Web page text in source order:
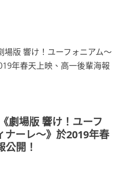
劇場版 響け！ユーフ
ナーレ～》於2019年春
開！